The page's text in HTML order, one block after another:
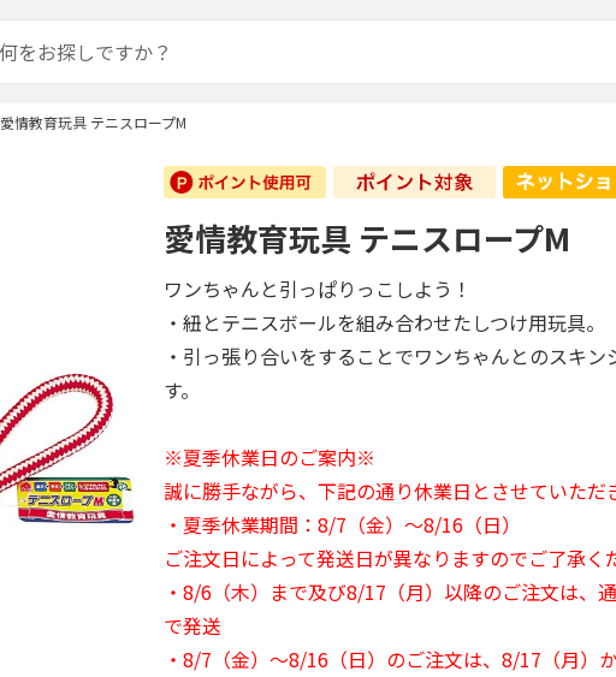
愛情教育玩具 テニスロープM
愛情教育玩具 テニスロープM
ワンちゃんと引っぱりっこしよう！
・紐とテニスボールを組み合わせたしつけ用玩具。
・引っ張り合いをすることでワンちゃんとのスキン
す。
※夏季休業日のご案内※
誠に勝手ながら、下記の通り休業日とさせていただ
・夏季休業期間：8/7（金）～8/16（日）
ご注文日によって発送日が異なりますのでご了承く
・8/6（木）まで及び8/17（月）以降のご注文は、
で発送
・8/7（金）～8/16（日）のご注文は、8/17（月）